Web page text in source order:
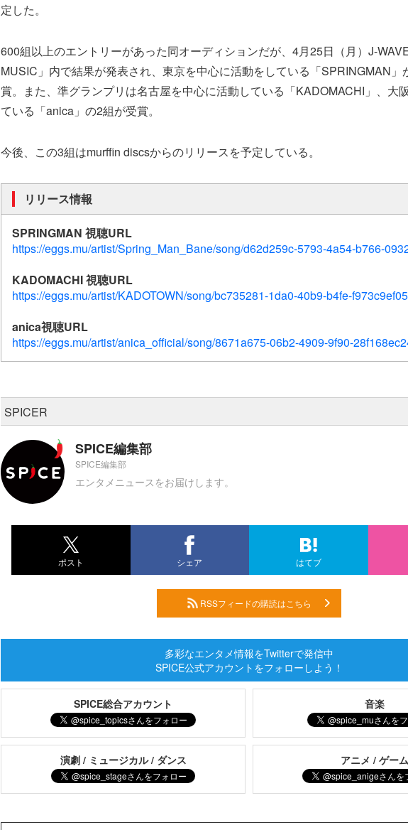
定した。
600組以上のエントリーがあった同オーディションだが、4月25日（月）J-
MUSIC」内で結果が発表され、東京を中心に活動をしている「SPRINGMAN」
賞。また、準グランプリは名古屋を中心に活動している「KADOMACHI」、大
ている「anica」の2組が受賞。
今後、この3組はmurffin discsからのリリースを予定している。
リリース情報
SPRINGMAN 視聴URL
https://eggs.mu/artist/Spring_Man_Bane/song/d62d259c-5793-4a54-b766-
KADOMACHI 視聴URL
https://eggs.mu/artist/KADOTOWN/song/bc735281-1da0-40b9-b4fe-
anica視聴URL
https://eggs.mu/artist/anica_official/song/8671a675-06b2-4909-9f90-
SPICER
SPICE編集部
SPICE編集部
エンタメニュースをお届けします。
ポスト シェア はてブ
RSSフィードの購読はこちら
多彩なエンタメ情報をTwitterで発信中
SPICE公式アカウントをフォローしよう！
SPICE総合アカウント 音楽
演劇 / ミュージカル / ダンス アニメ / ゲー